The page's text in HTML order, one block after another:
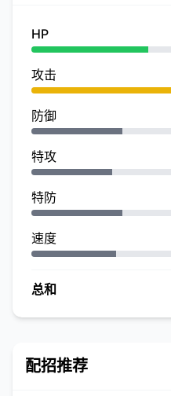
HP
攻击
防御
特攻
特防
速度
总和
配招推荐